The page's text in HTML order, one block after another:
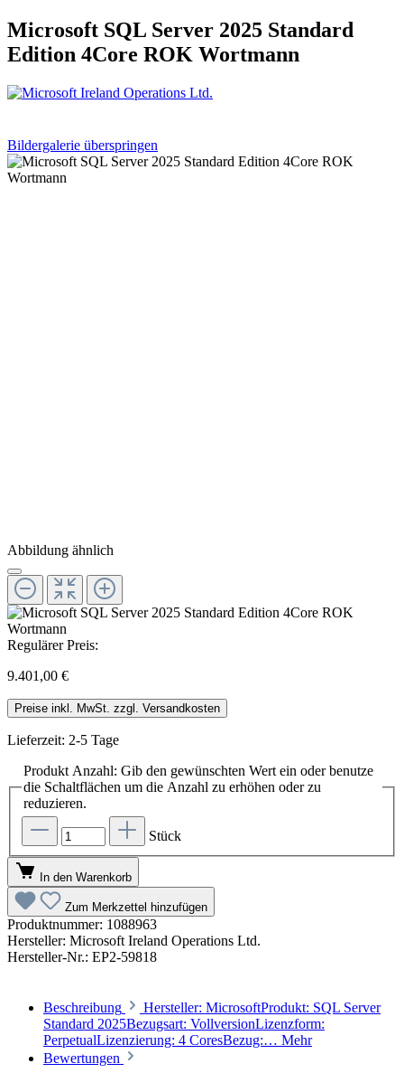
Microsoft SQL Server 2025 Standard
Edition 4Core ROK Wortmann
Bildergalerie überspringen
Abbildung ähnlich
Regulärer Preis:
9.401,00 €
Preise inkl. MwSt. zzgl. Versandkosten
Lieferzeit: 2-5 Tage
Produkt Anzahl: Gib den gewünschten Wert ein oder benutze
die Schaltflächen um die Anzahl zu erhöhen oder zu
reduzieren.
Stück
In den Warenkorb
Zum Merkzettel hinzufügen
Produktnummer: 1088963
Hersteller: Microsoft Ireland Operations Ltd.
Hersteller-Nr.: EP2-59818
Beschreibung
Hersteller: MicrosoftProdukt: SQL Server
Standard 2025Bezugsart: VollversionLizenzform:
PerpetualLizenzierung: 4 CoresBezug:… Mehr
Bewertungen